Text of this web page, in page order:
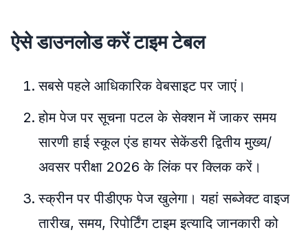
ऐसे डाउनलोड करें टाइम टेबल
सबसे पहले आधिकारिक वेबसाइट पर जाएं।
होम पेज पर सूचना पटल के सेक्शन में जाकर समय
सारणी हाई स्कूल एंड हायर सेकेंडरी द्वितीय मुख्य/
अवसर परीक्षा 2026 के लिंक पर क्लिक करें।
स्क्रीन पर पीडीएफ पेज खुलेगा। यहां सब्जेक्ट वाइज
तारीख, समय, रिपोर्टिंग टाइम इत्यादि जानकारी को